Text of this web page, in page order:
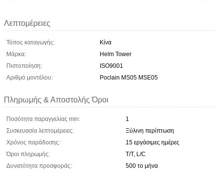
Λεπτομέρειες
Τόπος καταγωγής:
Κίνα
Μάρκα:
Helm Tower
Πιστοποίηση:
ISO9001
Αριθμό μοντέλου:
Poclain MS05 MSE05
Πληρωμής & Αποστολής Όροι
Ποσότητα παραγγελίας min:
1
Συσκευασία λεπτομέρειες:
Ξύλινη περίπτωση
Χρόνος παράδοσης:
15 εργάσιμες ημέρες
Όροι πληρωμής:
T/T, L/C
Δυνατότητα προσφοράς:
500 το μήνα